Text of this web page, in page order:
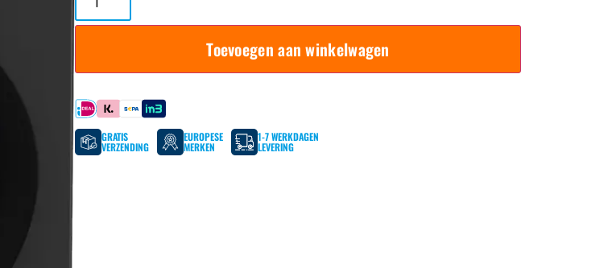
Toevoegen aan winkelwagen
Betaal met
GRATIS
VERZENDING
EUROPESE
MERKEN
1-7 WERKDAGEN
LEVERING